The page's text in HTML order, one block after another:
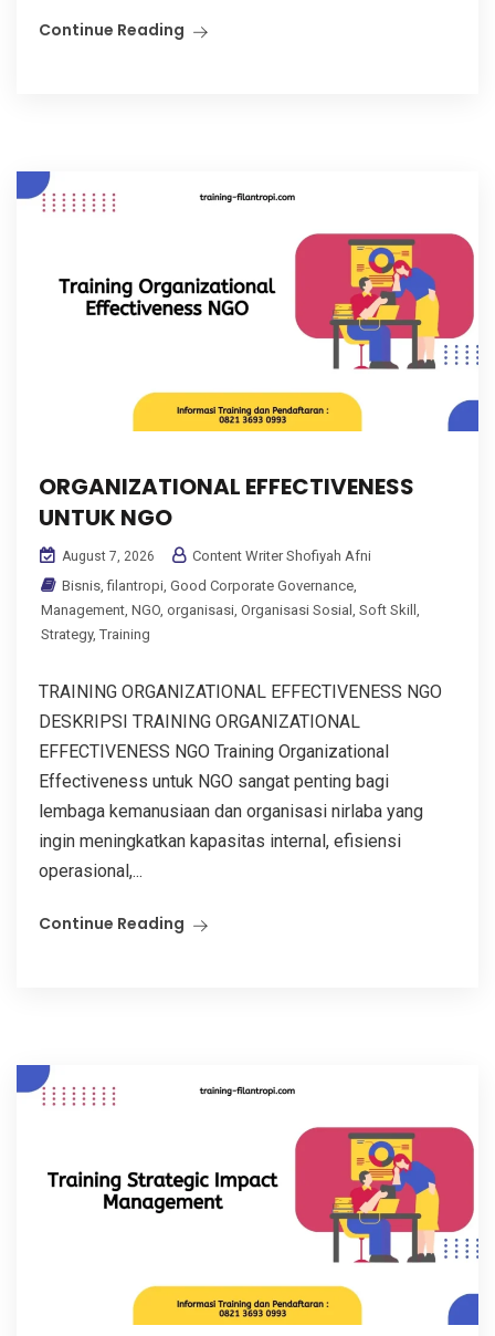
Continue Reading
ORGANIZATIONAL EFFECTIVENESS
UNTUK NGO
August 7, 2026
Content Writer Shofiyah Afni
Bisnis ,filantropi Good Corporate Governance
Management NGO organisasi Organisasi Sosial Soft Skill
Strategy, Training
TRAINING ORGANIZATIONAL EFFECTIVENESS NGO
DESKRIPSI TRAINING ORGANIZATIONAL
EFFECTIVENESS NGO Training Organizational
Effectiveness untuk NGO sangat penting bagi
lembaga kemanusiaan dan organisasi nirlaba yang
ingin meningkatkan kapasitas internal, efisiensi
operasional,...
Continue Reading